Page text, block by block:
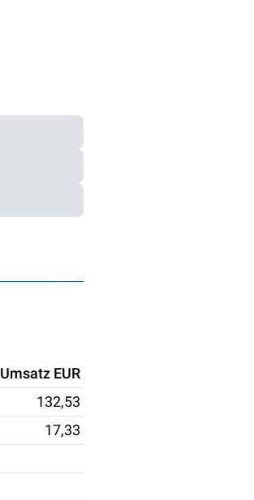
Umsatz EUR
132,53
17,33